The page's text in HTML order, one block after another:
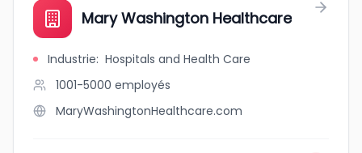
Mary Washington Healthcare
Industrie: Hospitals and Health Care
1001-5000 employés
MaryWashingtonHealthcare.com